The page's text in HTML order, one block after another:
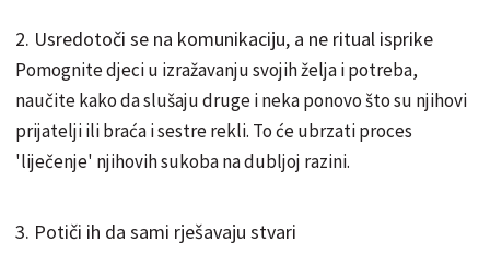
2. Usredotoči se na komunikaciju, a ne ritual isprike
Pomognite djeci u izražavanju svojih želja i potreba,
naučite kako da slušaju druge i neka ponovo što su njihovi
prijatelji ili braća i sestre rekli. To će ubrzati proces
'liječenje' njihovih sukoba na dubljoj razini.
3. Potiči ih da sami rješavaju stvari